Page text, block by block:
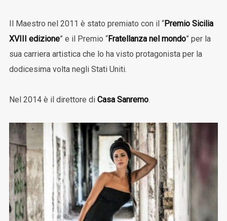
Il Maestro nel 2011 è stato premiato con il “Premio Sicilia
XVIII edizione” e il Premio “Fratellanza nel mondo” per la
sua carriera artistica che lo ha visto protagonista per la
dodicesima volta negli Stati Uniti.
Nel 2014 è il direttore di Casa Sanremo.